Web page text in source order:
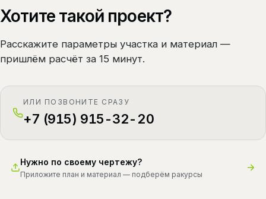
Хотите такой проект?
Расскажите параметры участка и материал —
пришлём расчёт за 15 минут.
ИЛИ ПОЗВОНИТЕ СРАЗУ
+7 (915) 915-32-20
Нужно по своему чертежу?
Приложите план и материал — подберём ракурсы